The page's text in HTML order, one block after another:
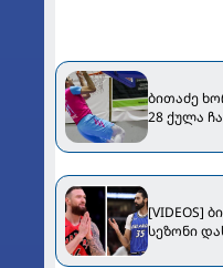
ბითაძე
28 ქულა
[VIDEOS]
სეზონი